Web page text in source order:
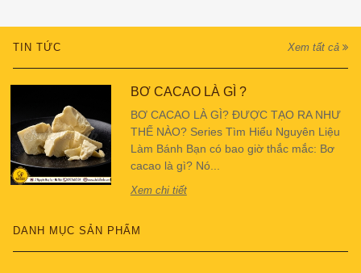
TIN TỨC Xem tất cả
BƠ CACAO LÀ GÌ ?
BƠ CACAO LÀ GÌ? ĐƯỢC TẠO RA NHƯ
THẾ NÀO? Series Tìm Hiểu Nguyên Liệu
Làm Bánh Bạn có bao giờ thắc mắc: Bơ
cacao là gì? Nó...
Xem chi tiết
DANH MỤC SẢN PHẨM